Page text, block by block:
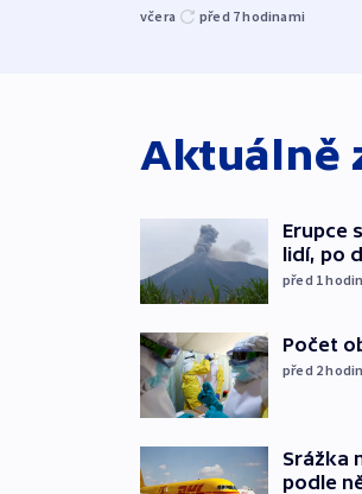
včera před 7hodinami
Aktuálně
Erupce
lidí, po
před 1
Počet
před 2
Srážka
podle